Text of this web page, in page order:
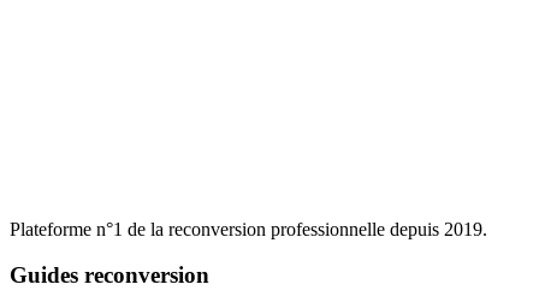
Plateforme n°1 de la reconversion professionnelle depuis 2019.
Guides reconversion